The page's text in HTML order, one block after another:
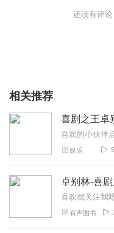
还没有评论
相关推荐
喜剧之王卓
娱乐
卓别林-喜
喜欢就关注我
有声图书